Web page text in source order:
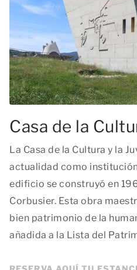
Casa de la
La Casa de la Cultura y la
actualidad como
edificio se construyó en
Corbusier. Esta obra
bien patrimonio de la
añadida a la Lista del